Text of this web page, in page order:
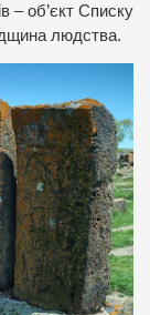
– об’єкт Списку
людства.